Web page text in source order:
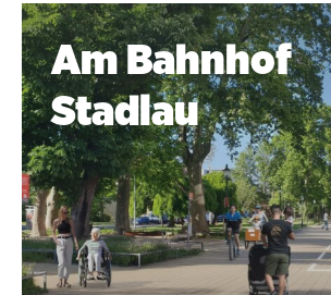
Am Bahnhof
Stadlau